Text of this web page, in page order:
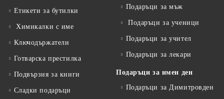
Етикети за бутилки
Химикалки с име
Ключодържатели
Готварска престилка
Подвързия за книги
Сладки подаръци
Подаръци за мъж
Подаръци за ученици
Подаръци за учител
Подаръци за лекари
Подаръци за имен ден
Подаръци за Димитровден